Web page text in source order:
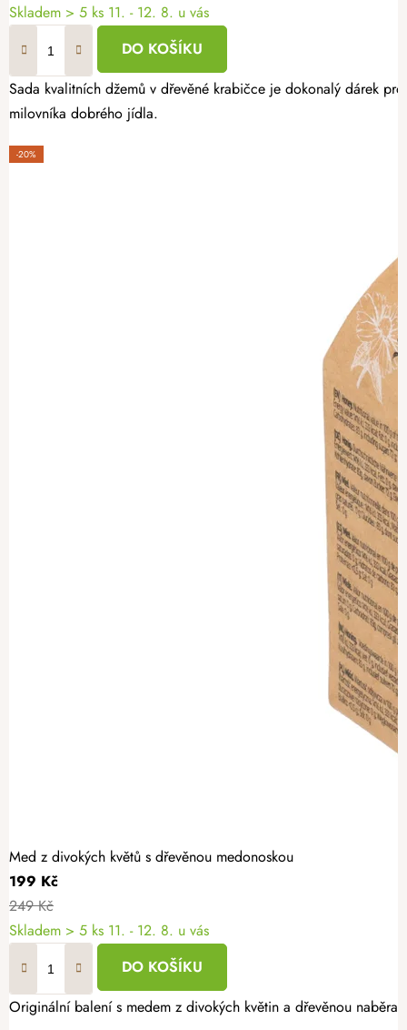
Skladem > 5 ks 11. - 12. 8. u vás
DO KOŠÍKU
Sada kvalitních džemů v dřevěné krabičce je dokonalý dárek
milovníka dobrého jídla.
-20%
Med z divokých květů s dřevěnou medonoskou
199 Kč
249 Kč
Skladem > 5 ks 11. - 12. 8. u vás
DO KOŠÍKU
Originální balení s medem z divokých květin a dřevěnou